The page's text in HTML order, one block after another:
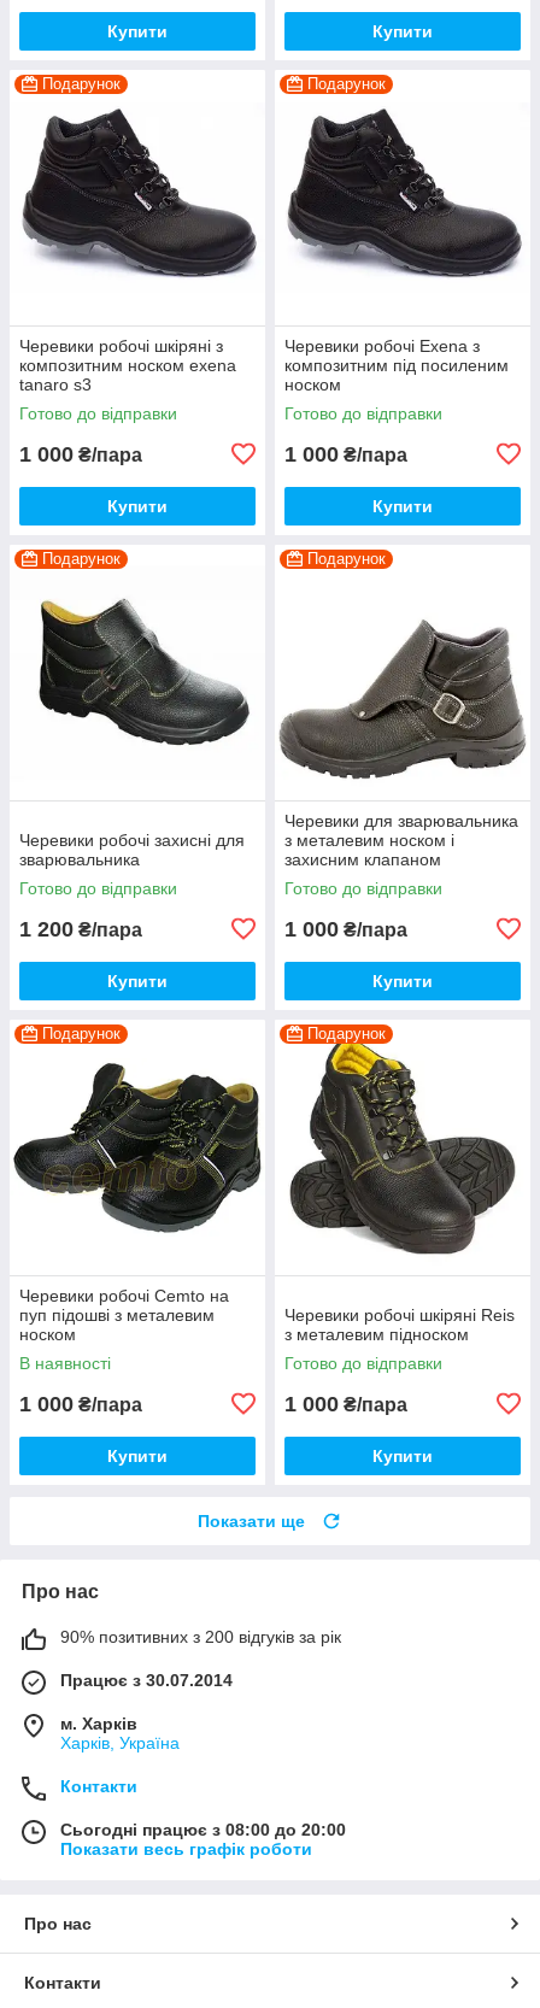
Купити Купити
Подарунок
Черевики робочі шкіряні з
композитним носком exena
tanaro s3
Готово до відправки
1 000 ₴/пара
Купити
Подарунок
Черевики робочі Exena з
композитним під посиленим
носком
Готово до відправки
1 000 ₴/пара
Купити
Подарунок
Черевики робочі захисні для
зварювальника
Готово до відправки
1 200 ₴/пара
Купити
Подарунок
Черевики для зварювальника
з металевим носком і
захисним клапаном
Готово до відправки
1 000 ₴/пара
Купити
Подарунок
Черевики робочі Cemto на
пуп підошві з металевим
носком
В наявності
1 000 ₴/пара
Купити
Подарунок
Черевики робочі шкіряні Reis
з металевим підноском
Готово до відправки
1 000 ₴/пара
Купити
Показати ще
Про нас
90% позитивних з 200 відгуків за рік
Працює з 30.07.2014
м. Харків
Харків, Україна
Контакти
Сьогодні працює з 08:00 до 20:00
Показати весь графік роботи
Про нас
Контакти